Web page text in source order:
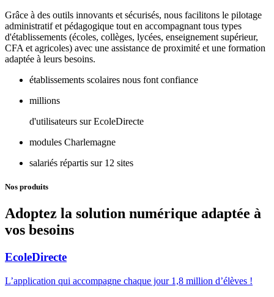
Grâce à des outils innovants et sécurisés, nous facilitons le pilotage
administratif et pédagogique tout en accompagnant tous types
d'établissements (écoles, collèges, lycées, enseignement supérieur,
CFA et agricoles) avec une assistance de proximité et une formation
adaptée à leurs besoins.
établissements scolaires nous font confiance
millions
d'utilisateurs sur EcoleDirecte
modules Charlemagne
salariés répartis sur 12 sites
Nos produits
Adoptez la solution numérique adaptée à
vos besoins
EcoleDirecte
L’application qui accompagne chaque jour 1,8 million d’élèves !